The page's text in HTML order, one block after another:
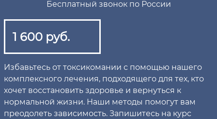
Бесплатный звонок по России
1 600 руб.
Избавьтесь от токсикомании с помощью нашего
комплексного лечения, подходящего для тех, кто
хочет восстановить здоровье и вернуться к
нормальной жизни. Наши методы помогут вам
преодолеть зависимость. Запишитесь на курс